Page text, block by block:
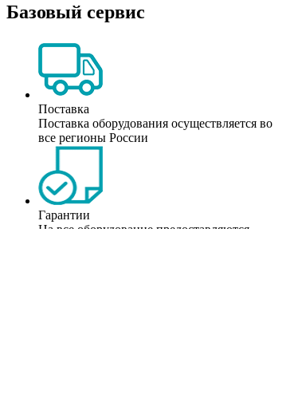
Базовый сервис
Поставка
Поставка оборудования осуществляется во
все регионы России
Гарантии
На все оборудование предоставляются